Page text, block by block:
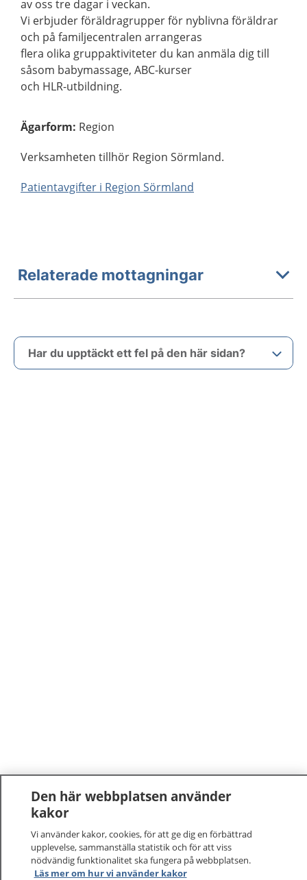
av oss tre dagar i veckan.
Vi erbjuder föräldragrupper för nyblivna föräldrar
och på familjecentralen arrangeras
flera olika gruppaktiviteter du kan anmäla dig till
såsom babymassage, ABC-kurser
och HLR-utbildning.
Ägarform: Region
Verksamheten tillhör Region Sörmland.
Patientavgifter i Region Sörmland
Relaterade mottagningar
Har du upptäckt ett fel på den här sidan?
Den här webbplatsen använder
kakor
Vi använder kakor, cookies, för att ge dig en förbättrad
upplevelse, sammanställa statistik och för att viss
nödvändig funktionalitet ska fungera på webbplatsen.
Läs mer om hur vi använder kakor